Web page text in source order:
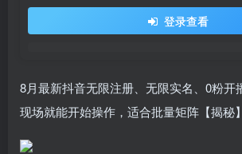
登录查看
8月最新抖音无限注册、无限实名、0粉开
现场就能开始操作，适合批量矩阵【揭秘】